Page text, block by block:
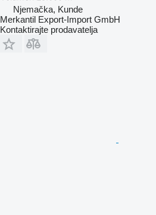
Njemačka, Kunde
Merkantil Export-Import GmbH
Kontaktirajte prodavatelja